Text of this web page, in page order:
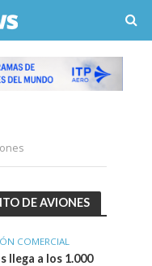
DE AVIONES
COMERCIAL
llega a los 1.000